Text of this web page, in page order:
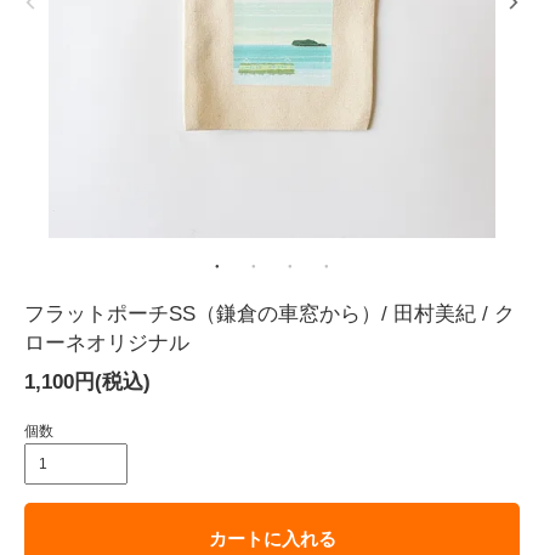
フラットポーチSS（鎌倉の車窓から）/ 田村美紀 / ク
ローネオリジナル
1,100円(税込)
個数
カートに入れる